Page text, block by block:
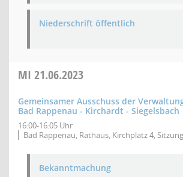
Niederschrift öffentlich
MI 21.06.2023
Gemeinsamer Ausschuss der
Bad Rappenau - Kirchardt - Siegelsbach
16:00-16:05 Uhr
Bad Rappenau, Rathaus, Kirchplatz 4,
Bekanntmachung